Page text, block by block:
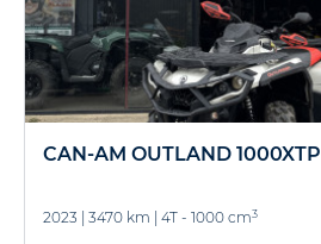
CAN-AM OUTLAND 1000XTP
2023 3470 km 4T - 1000 cm3